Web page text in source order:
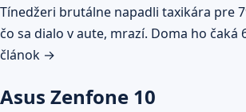
Tínedžeri brutálne napadli taxikára pre
čo sa dialo v aute, mrazí. Doma ho čaká
článok →
Asus Zenfone 10